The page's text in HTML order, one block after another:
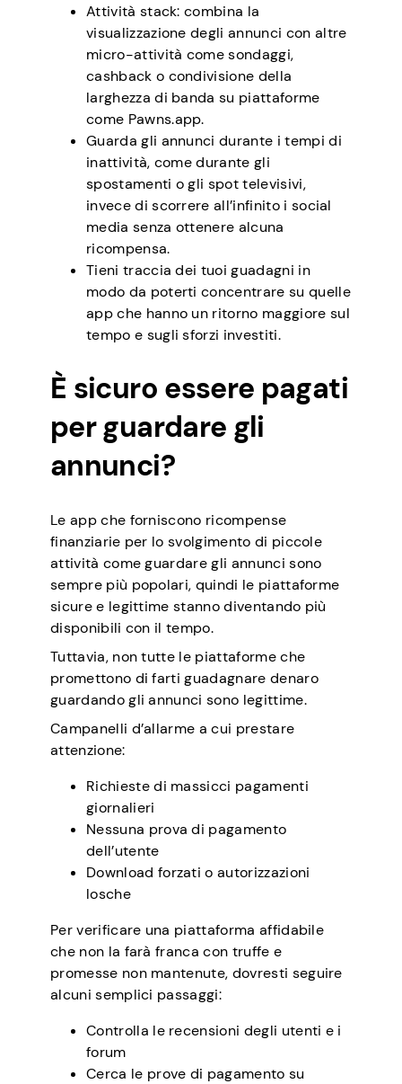
Attività stack: combina la
visualizzazione degli annunci con altre
micro-attività come sondaggi,
cashback o condivisione della
larghezza di banda su piattaforme
come Pawns.app.
Guarda gli annunci durante i tempi di
inattività, come durante gli
spostamenti o gli spot televisivi,
invece di scorrere all’infinito i social
media senza ottenere alcuna
ricompensa.
Tieni traccia dei tuoi guadagni in
modo da poterti concentrare su quelle
app che hanno un ritorno maggiore sul
tempo e sugli sforzi investiti.
È sicuro essere pagati
per guardare gli
annunci?
Le app che forniscono ricompense
finanziarie per lo svolgimento di piccole
attività come guardare gli annunci sono
sempre più popolari, quindi le piattaforme
sicure e legittime stanno diventando più
disponibili con il tempo.
Tuttavia, non tutte le piattaforme che
promettono di farti guadagnare denaro
guardando gli annunci sono legittime.
Campanelli d’allarme a cui prestare
attenzione:
Richieste di massicci pagamenti
giornalieri
Nessuna prova di pagamento
dell’utente
Download forzati o autorizzazioni
losche
Per verificare una piattaforma affidabile
che non la farà franca con truffe e
promesse non mantenute, dovresti seguire
alcuni semplici passaggi:
Controlla le recensioni degli utenti e i
forum
Cerca le prove di pagamento su